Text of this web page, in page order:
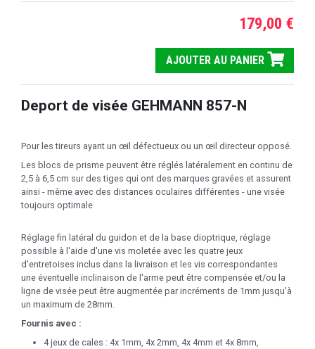
179,00 €
AJOUTER AU PANIER
Deport de visée GEHMANN 857-N
Pour les tireurs ayant un œil défectueux ou un œil directeur opposé.
Les blocs de prisme peuvent être réglés latéralement en continu de
2,5 à 6,5 cm sur des tiges qui ont des marques gravées et assurent
ainsi - même avec des distances oculaires différentes - une visée
toujours optimale
Réglage fin latéral du guidon et de la base dioptrique, réglage
possible à l'aide d'une vis moletée avec les quatre jeux
d'entretoises inclus dans la livraison et les vis correspondantes
une éventuelle inclinaison de l'arme peut être compensée et/ou la
ligne de visée peut être augmentée par incréments de 1mm jusqu'à
un maximum de 28mm.
Fournis avec :
4 jeux de cales : 4x 1mm, 4x 2mm, 4x 4mm et 4x 8mm,